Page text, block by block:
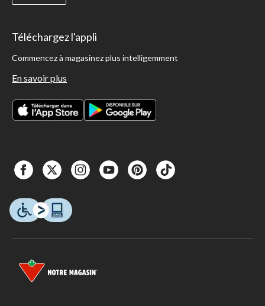
Téléchargez l'appli
Commencez à magasinez plus intelligemment
En savoir plus